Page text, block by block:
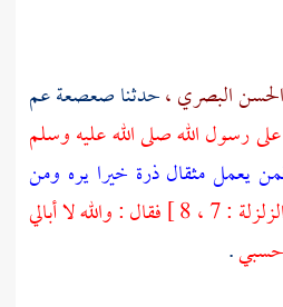
الحسن البصري ،حدثناصعصعة عم
رسول الله صلى الله عليه وسلم
يعمل مثقال ذرة خيرا يره ومن
[ الزلزلة : 7 ، 8 ] فقال : والله لا أبالي
.